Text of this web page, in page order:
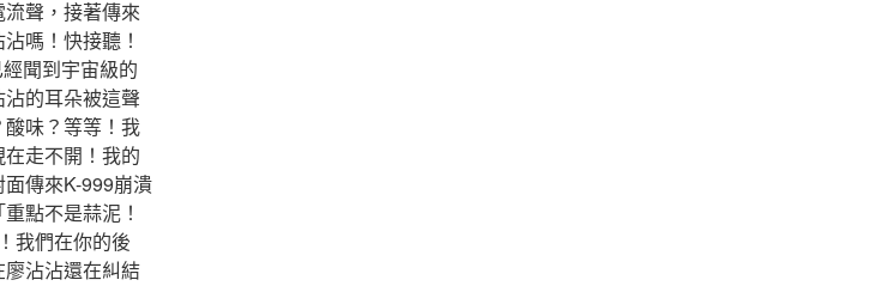
聲，接著傳來
嗎！快接聽！
聞到宇宙級的
的耳朵被這聲
味？等等！我
走不開！我的
傳來K-999崩潰
「重點不是蒜泥！
我們在你的後
沾沾還在糾結